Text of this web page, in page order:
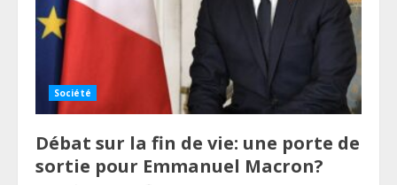
Société
Débat sur la fin de vie: une porte de
sortie pour Emmanuel Macron?